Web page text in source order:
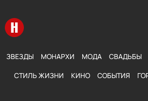
Перейти на главную
ЗВЕЗДЫ МОНАРХИ МОДА СВАДЬБЫ
СТИЛЬ ЖИЗНИ КИНО СОБЫТИЯ